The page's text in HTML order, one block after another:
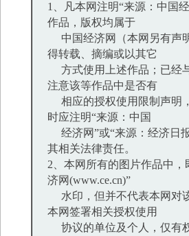
1、凡本网注明“来源：中国
作品，版权均属于
中国经济网（本网另有声
得转载、摘编或以其它
方式使用上述作品；已经
注意该等作品中是否有
相应的授权使用限制声明
时应注明“来源：中国
经济网”或“来源：经济日
其相关法律责任。
2、本网所有的图片作品中
济网(www.ce.cn)”
水印，但并不代表本网对
本网签署相关授权使用
协议的单位及个人，仅有